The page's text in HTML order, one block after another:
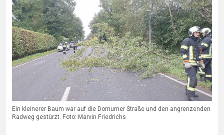
Ein kleinerer Baum war auf die Dornumer Straße und den angrenzenden
Radweg gestürzt. Foto: Marvin Friedrichs